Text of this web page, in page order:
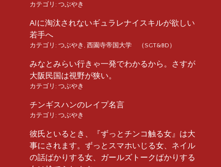
カテゴリ: つぶやき
AIに淘汰されないギュラレナイスキルが欲しい
若手へ
カテゴリ: つぶやき 西園寺帝国大学 （SGT&BD）
みなとみらい行きゃ一発でわかるから。さすが
大阪民国は視野が狭い。
カテゴリ: つぶやき
チンギスハンのレイプ名言
カテゴリ: つぶやき
彼氏といるとき、『ずっとチンコ触る女』は大
事にされます。ずっとスマホいじる女、ネイル
の話ばかりする女、ガールズトークばかりする